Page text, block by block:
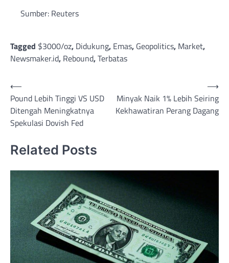
Sumber: Reuters
Tagged $3000/oz, Didukung, Emas, Geopolitics, Market,
Newsmaker.id, Rebound,Terbatas
Post
navigation
⟵
Pound Lebih Tinggi VS USD
Ditengah Meningkatnya
Spekulasi Dovish Fed
Minyak Naik 1% Lebih Seiring
Kekhawatiran Perang Dagang
⟶
Related Posts